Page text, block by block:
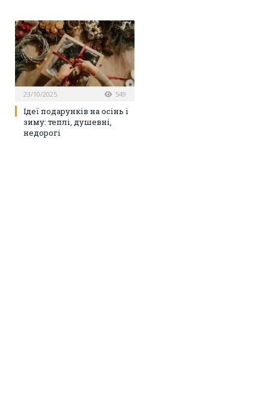
23/10/2025 549
Ідеї подарунків на осінь і
зиму: теплі, душевні,
недорогі